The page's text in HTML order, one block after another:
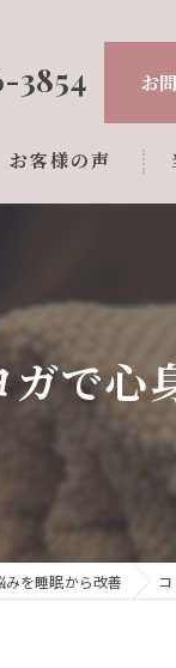
3854 お
お客様の声
で心
を睡眠から改善